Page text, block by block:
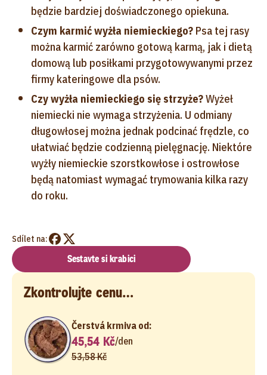
będzie bardziej doświadczonego opiekuna.
Czym karmić wyżła niemieckiego? Psa tej rasy
można karmić zarówno gotową karmą, jak i dietą
domową lub posiłkami przygotowywanymi przez
firmy kateringowe dla psów.
Czy wyżła niemieckiego się strzyże?Wyżeł
niemiecki nie wymaga strzyżenia. U odmiany
długowłosej można jednak podcinać frędzle, co
ułatwiać będzie codzienną pielęgnację. Niektóre
wyżły niemieckie szorstkowłose i ostrowłose
będą natomiast wymagać trymowania kilka razy
do roku.
Sdílet na:
Sestavte si krabici
Zkontrolujte cenu…
Čerstvá krmiva od:
45,54 Kč/den
53,58 Kč